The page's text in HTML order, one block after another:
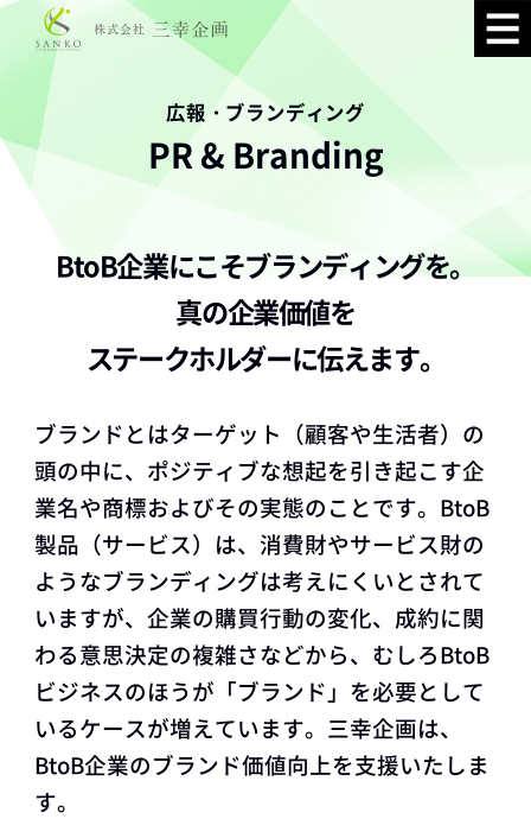
広報・ブランディング
PR & Branding
BtoB企業にこそブランディングを。
真の企業価値を
ステークホルダーに伝えます。
ブランドとはターゲット（顧客や生活者）の
頭の中に、ポジティブな想起を引き起こす企
業名や商標およびその実態のことです。BtoB
製品（サービス）は、消費財やサービス財の
ようなブランディングは考えにくいとされて
いますが、企業の購買行動の変化、成約に関
わる意思決定の複雑さなどから、むしろBtoB
ビジネスのほうが「ブランド」を必要として
いるケースが増えています。三幸企画は、
BtoB企業のブランド価値向上を支援いたしま
す。